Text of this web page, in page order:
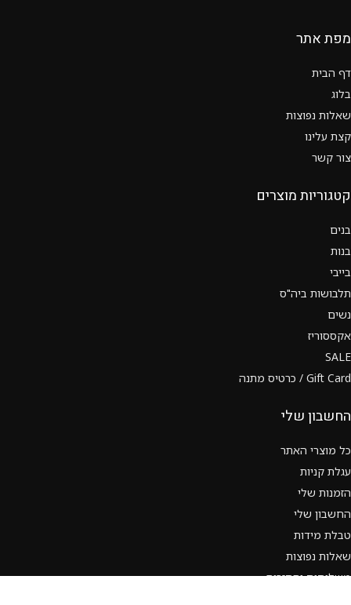
מפת אתר
דף הבית
בלוג
שאלות נפוצות
קצת עלינו
צור קשר
קטגוריות מוצרים
בנים
בנות
בייבי
תלבושות ביה"ס
נשים
אקססוריז
SALE
Gift Card / כרטיס מתנה
החשבון שלי
כל מוצרי האתר
עגלת קניות
הזמנות שלי
החשבון שלי
טבלת מידות
שאלות נפוצות
משלוחים והחזרות